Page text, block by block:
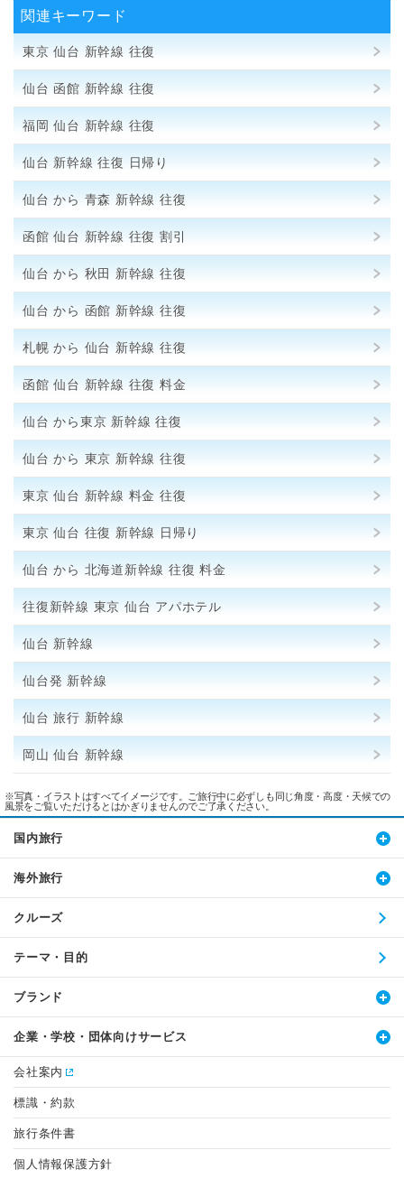
関連キーワード
東京 仙台 新幹線 往復
仙台 函館 新幹線 往復
福岡 仙台 新幹線 往復
仙台 新幹線 往復 日帰り
仙台 から 青森 新幹線 往復
函館 仙台 新幹線 往復 割引
仙台 から 秋田 新幹線 往復
仙台 から 函館 新幹線 往復
札幌 から 仙台 新幹線 往復
函館 仙台 新幹線 往復 料金
仙台 から東京 新幹線 往復
仙台 から 東京 新幹線 往復
東京 仙台 新幹線 料金 往復
東京 仙台 往復 新幹線 日帰り
仙台 から 北海道新幹線 往復 料金
往復新幹線 東京 仙台 アパホテル
仙台 新幹線
仙台発 新幹線
仙台 旅行 新幹線
岡山 仙台 新幹線
※写真・イラストはすべてイメージです。ご旅行中に必ずしも同じ角度・高度・天候での
風景をご覧いただけるとはかぎりませんのでご了承ください。
国内旅行
海外旅行
クルーズ
テーマ・目的
ブランド
企業・学校・団体向けサービス
会社案内
標識・約款
旅行条件書
個人情報保護方針